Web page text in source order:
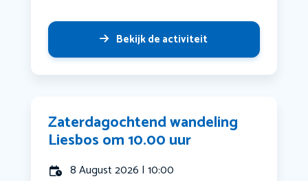
Bekijk de activiteit
Zaterdagochtend wandeling
Liesbos om 10.00 uur
8 August 2026 | 10:00